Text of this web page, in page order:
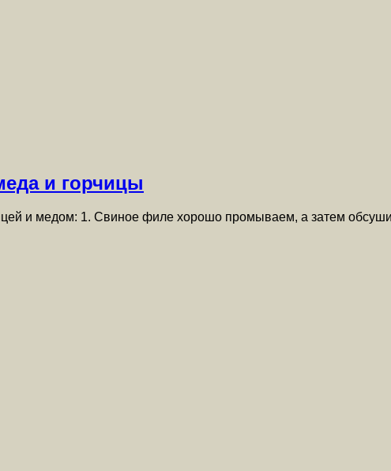
и горчицы
и медом: 1. Свиное филе хорошо промываем, а затем